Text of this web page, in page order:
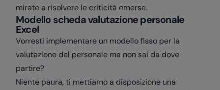
mirate a risolvere le criticità emerse.
Modello scheda valutazione personale
Excel
Vorresti implementare un modello fisso per la
valutazione del personale ma non sai da dove
partire?
Niente paura, ti mettiamo a disposizione una